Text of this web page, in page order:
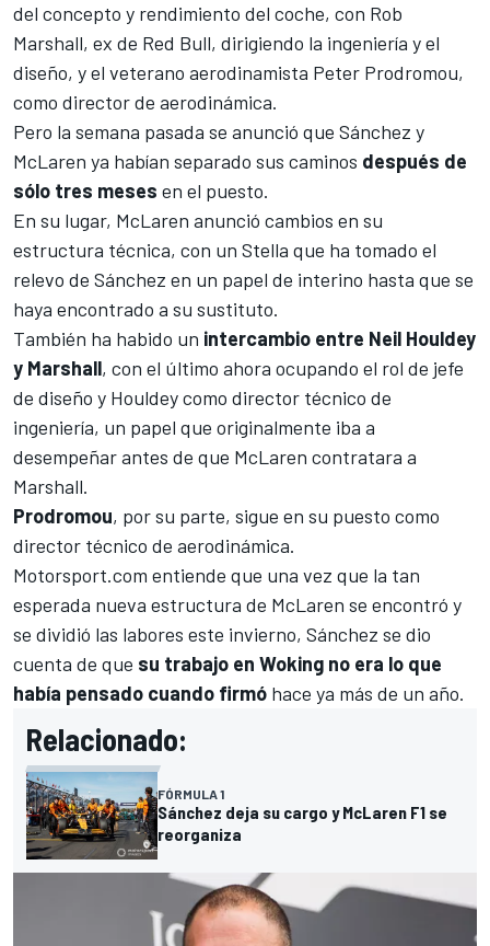
del concepto y rendimiento del coche, con Rob
Marshall, ex de Red Bull, dirigiendo la ingeniería y el
diseño, y el veterano aerodinamista Peter Prodromou,
como director de aerodinámica.
Pero la semana pasada se anunció que Sánchez y
McLaren ya habían separado sus caminos después de
sólo tres meses en el puesto.
En su lugar, McLaren anunció cambios en su
estructura técnica, con un Stella que ha tomado el
relevo de Sánchez en un papel de interino hasta que se
haya encontrado a su sustituto.
También ha habido un intercambio entre Neil Houldey
y Marshall, con el último ahora ocupando el rol de jefe
de diseño y Houldey como director técnico de
ingeniería, un papel que originalmente iba a
desempeñar antes de que McLaren contratara a
Marshall.
Prodromou, por su parte, sigue en su puesto como
director técnico de aerodinámica.
Motorsport.com entiende que una vez que la tan
esperada nueva estructura de McLaren se encontró y
se dividió las labores este invierno, Sánchez se dio
cuenta de que su trabajo en Woking no era lo que
había pensado cuando firmó hace ya más de un año.
Relacionado:
FÓRMULA 1
Sánchez deja su cargo y McLaren F1 se
reorganiza